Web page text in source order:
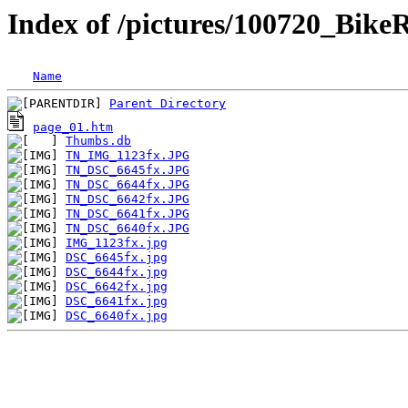
Index of /pictures/
Name
Parent Directory
page_01.htm
Thumbs.db
TN_IMG_1123fx.JPG
TN_DSC_6645fx.JPG
TN_DSC_6644fx.JPG
TN_DSC_6642fx.JPG
TN_DSC_6641fx.JPG
TN_DSC_6640fx.JPG
IMG_1123fx.jpg
DSC_6645fx.jpg
DSC_6644fx.jpg
DSC_6642fx.jpg
DSC_6641fx.jpg
DSC_6640fx.jpg